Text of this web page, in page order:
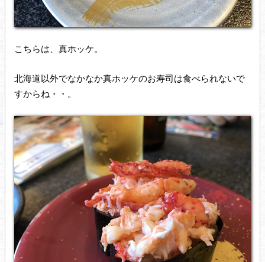
こちらは、真ホッケ。
北海道以外でなかなか真ホッケのお寿司は食べられないで
すからね・・。